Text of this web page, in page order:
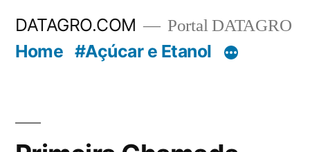
DATAGRO.COM Portal DATAGRO
Home #Açúcar e Etanol